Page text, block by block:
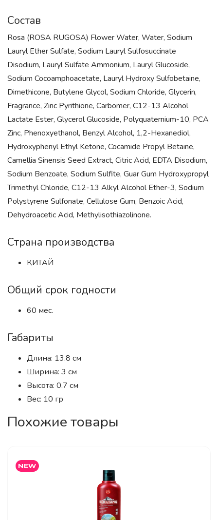
Состав
Rosa (ROSA RUGOSA) Flower Water, Water, Sodium
Lauryl Ether Sulfate, Sodium Lauryl Sulfosuccinate
Disodium, Lauryl Sulfate Ammonium, Lauryl Glucoside,
Sodium Cocoamphoacetate, Lauryl Hydroxy Sulfobetaine,
Dimethicone, Butylene Glycol, Sodium Chloride, Glycerin,
Fragrance, Zinc Pyrithione, Carbomer, C12-13 Alcohol
Lactate Ester, Glycerol Glucoside, Polyquaternium-10, PCA
Zinc, Phenoxyethanol, Benzyl Alcohol, 1,2-Hexanediol,
Hydroxyphenyl Ethyl Ketone, Cocamide Propyl Betaine,
Camellia Sinensis Seed Extract, Citric Acid, EDTA Disodium,
Sodium Benzoate, Sodium Sulfite, Guar Gum Hydroxypropyl
Trimethyl Chloride, C12-13 Alkyl Alcohol Ether-3, Sodium
Polystyrene Sulfonate, Cellulose Gum, Benzoic Acid,
Dehydroacetic Acid, Methylisothiazolinone.
Страна производства
КИТАЙ
Общий срок годности
60 мес.
Габариты
Длина: 13.8 см
Ширина: 3 см
Высота: 0.7 см
Вес: 10 гр
Похожие товары